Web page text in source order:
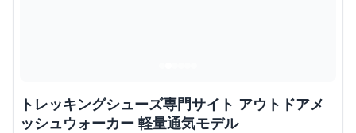
トレッキングシューズ専門サイト アウトドアメ
ッシュウォーカー 軽量通気モデル